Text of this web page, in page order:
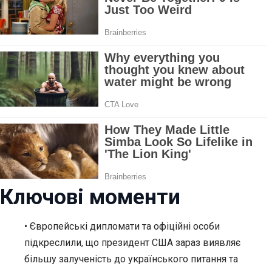
Ключові моменти
• Європейські дипломати та офіційні особи
підкреслили, що президент США зараз виявляє
більшу залученість до українського питання та